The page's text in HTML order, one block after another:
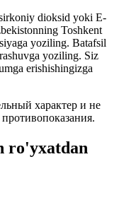
dioksid yoki E-
Toshkent
yoziling. Batafsil
yoziling. Siz
erishishingizga
характер и не
ro'yxatdan